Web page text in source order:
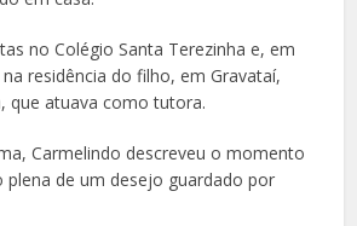
no Colégio Santa Terezinha e, em
residência do filho, em Gravataí,
que atuava como tutora.
Carmelindo descreveu o momento
plena de um desejo guardado por